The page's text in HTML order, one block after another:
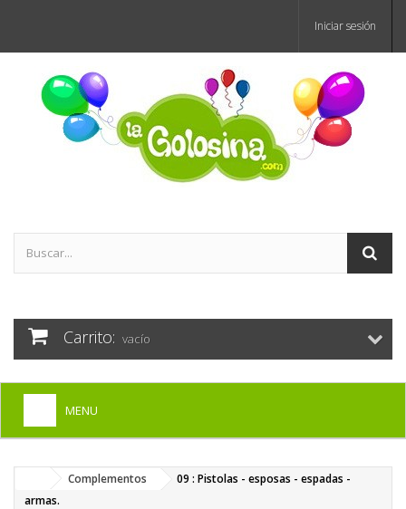
Iniciar sesión
Carrito: vacío
MENU
DISFRACES PARA ADULTOS
Complementos
09 : Pistolas - esposas - espadas -
armas.